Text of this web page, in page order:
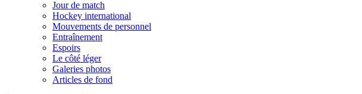
Jour de match
Hockey international
Mouvements de personnel
Entraînement
Espoirs
Le côté léger
Galeries photos
Articles de fond